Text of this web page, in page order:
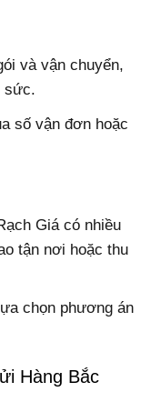
và vận chuyển,
sức.
số vận đơn hoặc
Giá có nhiều
tận nơi hoặc thu
chọn phương án
Hàng Bắc